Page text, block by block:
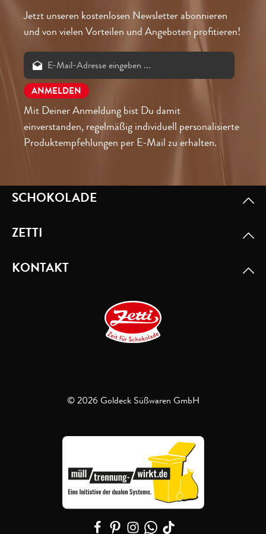
Jetzt unseren kostenlosen Newsletter abonnieren
und von vielen Vorteilen und Angeboten profitieren!
Mit Deiner Anmeldung bist Du damit
einverstanden, regelmäßig individuell personalisierte
Produktempfehlungen per E-Mail zu erhalten.
SCHOKOLADE
ZETTI
KONTAKT
© 2026 Goldeck Süßwaren GmbH